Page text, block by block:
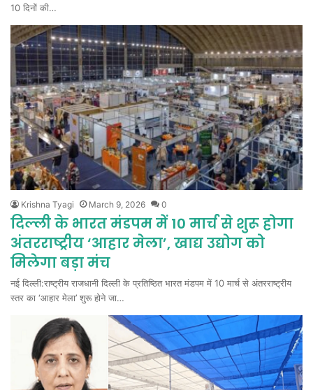
10 दिनों की…
Krishna Tyagi March 9, 2026 0
दिल्ली के भारत मंडपम में 10 मार्च से शुरू होगा
अंतरराष्ट्रीय ‘आहार मेला’, खाद्य उद्योग को
मिलेगा बड़ा मंच
नई दिल्ली:राष्ट्रीय राजधानी दिल्ली के प्रतिष्ठित भारत मंडपम में 10 मार्च से अंतरराष्ट्रीय
स्तर का ‘आहार मेला’ शुरू होने जा…